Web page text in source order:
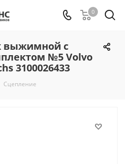
0
выжимной с
№5 Volvo
3100026433
Сцепление